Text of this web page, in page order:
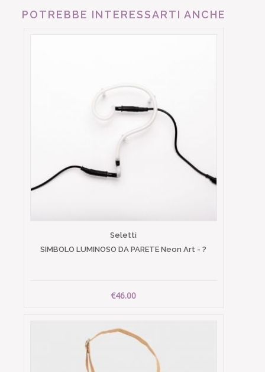
POTREBBE INTERESSARTI ANCHE
Seletti
SIMBOLO LUMINOSO DA PARETE Neon Art - ?
€46.00